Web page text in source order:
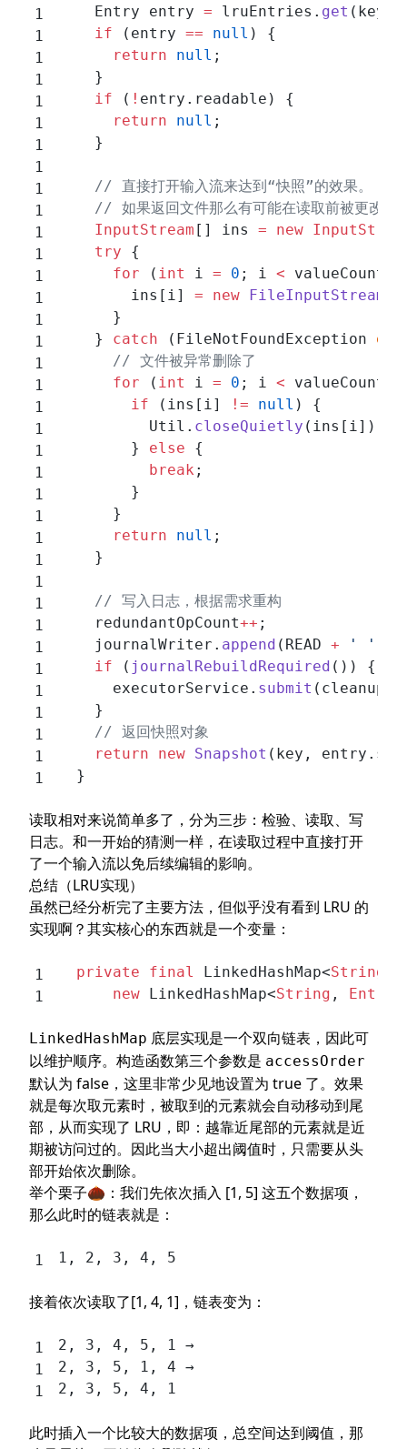
    Entry entry
= lruEntries. get (key);
    if
(entry == null ) {
      return
null ;
    }
    if
( ! entry.readable) {
      return
null ;
    }
    // 直接打开输入流来达到“快照”的效果。
    // 如果返回文件那么有可能在读取前被更改。
    InputStream
[] ins = new
    try
{
      for
( int i = 0 ; i < valueCount;
        ins[i]
= new FileInputStream
      }
    }
catch (FileNotFoundException e
      // 文件被异常删除了
      for
( int i = 0 ; i < valueCount;
        if
(ins[i] != null ) {
          Util.
closeQuietly (ins[i]);
        }
else {
          break
;
        }
      }
      return
null ;
    }
    // 写入日志，根据需求重构
    redundantOpCount
++ ;
    journalWriter.
append (READ + ' '
    if
( journalRebuildRequired ()) {
      executorService.
submit
    }
    // 返回快照对象
    return
new Snapshot (key,
  }
读取相对来说简单多了，分为三步：检验、读取、写
日志。和一开始的猜测一样，在读取过程中直接打开
了一个输入流以免后续编辑的影响。
总结（LRU实现）
虽然已经分析完了主要方法，但似乎没有看到 LRU 的
实现啊？其实核心的东西就是一个变量：
  private
final LinkedHashMap<String
      new
LinkedHashMap<String , Entry
LinkedHashMap 底层实现是一个双向链表，因此可
以维护顺序。构造函数第三个参数是 accessOrder
默认为 false，这里非常少见地设置为 true 了。效果
就是每次取元素时，被取到的元素就会自动移动到尾
部，从而实现了 LRU，即：越靠近尾部的元素就是近
期被访问过的。因此当大小超出阈值时，只需要从头
部开始依次删除。
举个栗子🌰：我们先依次插入 [1, 5] 这五个数据项，
那么此时的链表就是：
1, 2, 3, 4, 5
接着依次读取了[1, 4, 1]，链表变为：
2, 3, 4, 5, 1 →
2, 3, 5, 1, 4 →
2, 3, 5, 4, 1
此时插入一个比较大的数据项，总空间达到阈值，那